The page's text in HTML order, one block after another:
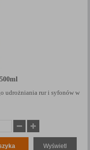
udrożniania rur i syfonów w
Wyświetl